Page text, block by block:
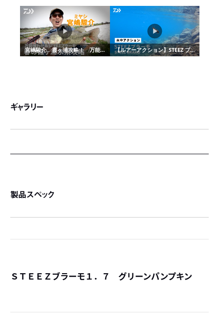
ギャラリー
製品スペック
ＳＴＥＥＺブラーモ１．７ グリーンパンプキン